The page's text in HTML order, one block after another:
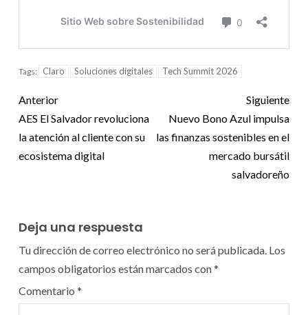
Tags: Claro Soluciones digitales Tech Summit 2026
Anterior
AES El Salvador revoluciona
la atención al cliente con su
ecosistema digital
Siguiente
Nuevo Bono Azul impulsa
las finanzas sostenibles en el
mercado bursátil
salvadoreño
Deja una respuesta
Tu dirección de correo electrónico no será publicada. Los
campos obligatorios están marcados con*
Comentario *